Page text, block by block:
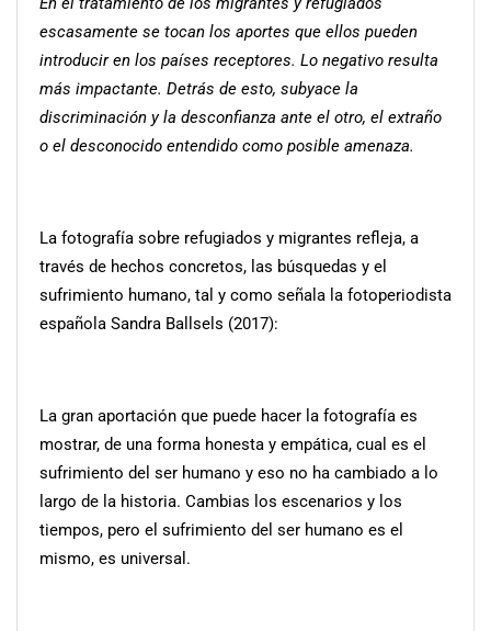
escasamente se tocan los aportes que ellos pueden
introducir en los países receptores. Lo negativo resulta
más impactante. Detrás de esto, subyace la
discriminación y la desconfianza ante el otro, el extraño
o el desconocido entendido como posible amenaza.
La fotografía sobre refugiados y migrantes refleja, a
través de hechos concretos, las búsquedas y el
sufrimiento humano, tal y como señala la fotoperiodista
española Sandra Ballsels (2017):
La gran aportación que puede hacer la fotografía es
mostrar, de una forma honesta y empática, cual es el
sufrimiento del ser humano y eso no ha cambiado a lo
largo de la historia. Cambias los escenarios y los
tiempos, pero el sufrimiento del ser humano es el
mismo, es universal.